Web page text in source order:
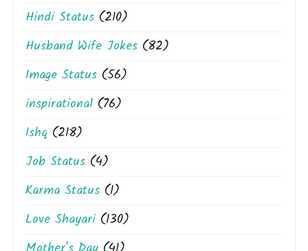
Hindi Status (210)
Husband Wife Jokes (82)
Image Status (56)
inspirational (76)
Ishq (218)
Job Status (4)
Karma Status (1)
Love Shayari(130)